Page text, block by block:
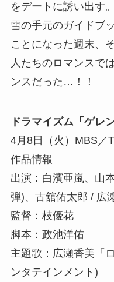
をデートに誘い出す。
雪の手元のガイドブ
ことになった週末、
人たちのロマンスで
ンスだった…！！
ドラマイズム「ゲ
4月8日（火）MBS／
作品情報
出演：白濱亜嵐、山
弾)、古舘佑太郎 / 広
監督：枝優花
脚本：政池洋佑
主題歌：広瀬香美「
ンタテインメント)